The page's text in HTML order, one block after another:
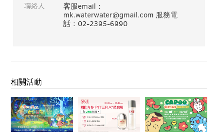
聯絡人
客服email：
mk.waterwater@gmail.com 服務電
話：02-2395-6990
相關活動